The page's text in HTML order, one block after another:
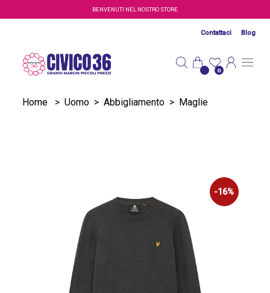
Salta al contenuto principaleBENVENUTI NEL NOSTRO STORE
Contattaci Blog
0
Home > Uomo > Abbigliamento > Maglie
-16%